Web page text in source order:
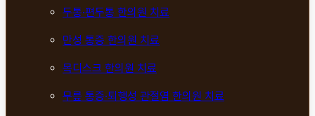
두통·편두통 한의원 치료
만성 통증 한의원 치료
목디스크 한의원 치료
무릎 통증·퇴행성 관절염 한의원 치료